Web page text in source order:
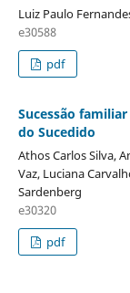
Luiz Paulo
e30588
pdf
Sucessão
do Sucedido
Athos Carlos Silva,
Vaz, Luciana
Sardenberg
e30320
pdf